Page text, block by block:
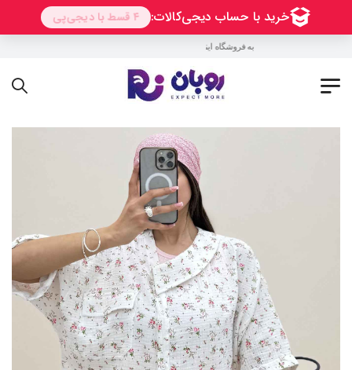
به فروشگاه اینترنتی روبان خوش آمدید !